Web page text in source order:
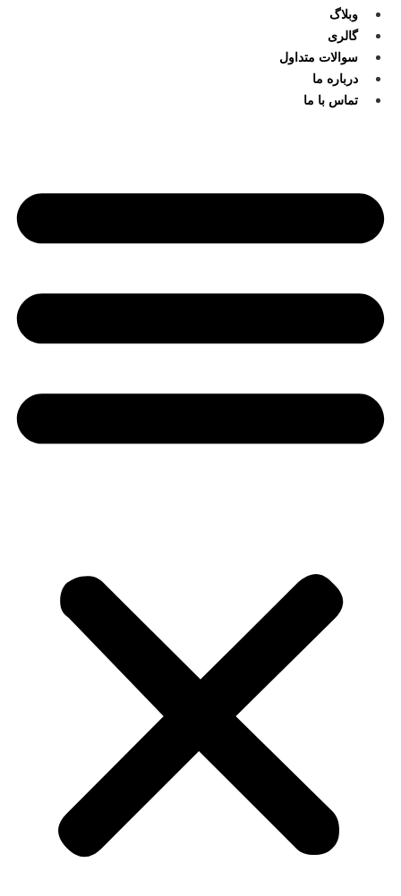
وبلاگ
گالری
سوالات متداول
درباره ما
تماس با ما